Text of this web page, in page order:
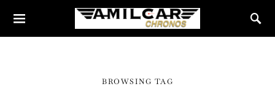
BROWSING TAG